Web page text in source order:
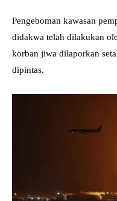
Pengeboman kawasan
didakwa telah dilakukan
korban jiwa dilaporkan
dipintas.